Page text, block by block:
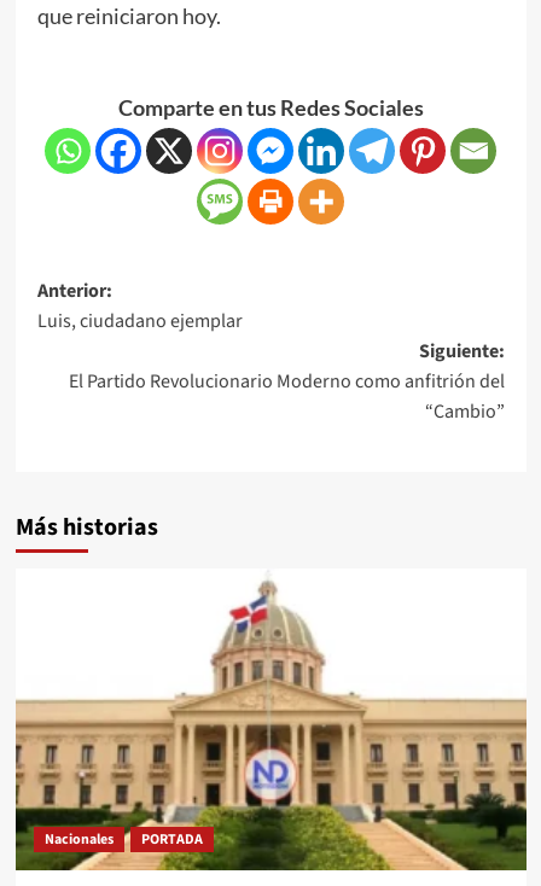
que reiniciaron hoy.
Comparte en tus Redes Sociales
Anterior:
Luis, ciudadano ejemplar
Siguiente:
El Partido Revolucionario Moderno como anfitrión del
“Cambio”
Más historias
Nacionales PORTADA